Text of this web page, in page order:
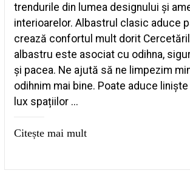
trendurile din lumea designului și
interioarelor. Albastrul clasic aduce
crează confortul mult dorit
albastru este asociat cu odihna,
și pacea. Ne ajută să ne limpezim
odihnim mai bine. Poate aduce
lux spațiilor ...
Citește mai mult